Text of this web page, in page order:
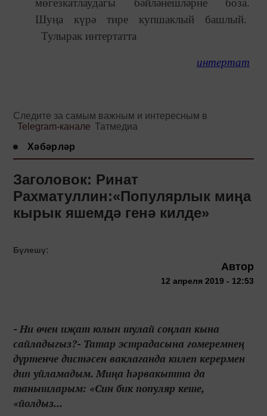
Шуңа күрә тире купшаклый башлый.
Тулырак интертатта
интертат
Следите за самым важным и интересным в
Telegram-канале Татмедиа
Хәбәрләр
Заголовок: Ринат
Рахматуллин:«Популярлык миңа
кырык яшемдә генә килде»
Бүлешү:
Автор
12 апреля 2019 - 12:53
- Ни өчен иҗат юлын шулай соңлап кына
сайладыгыз?- Татар эстрадасына гомеремнең
дүртенче дистәсен ваклаганда килеп керермен
дип уйламадым. Миңа һәрвакытта да
танышларым: «Син бик популяр кеше,
«йолдыз...